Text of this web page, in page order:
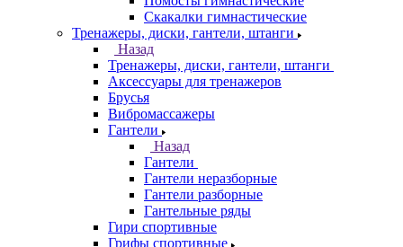
Скакалки гимнастические
Тренажеры, диски, гантели, штанги
Назад
Тренажеры, диски, гантели, штанги
Аксессуары для тренажеров
Брусья
Вибромассажеры
Гантели
Назад
Гантели
Гантели неразборные
Гантели разборные
Гантельные ряды
Гири спортивные
Грифы спортивные